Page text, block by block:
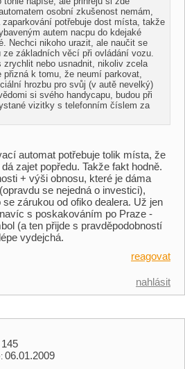
osobní zkušenost nemám,
potřebuje dost místa, takže
autem nacpu do kdejaké
Nechci nikoho urazit, ale naučit se
ze základních věcí při ovládání vozu.
nebo usnadnit, nikoliv zcela
přizná k tomu, že neumí parkovat,
hrozbu pro svůj (v autě nevelký)
si svého handycapu, budou při
vizitky s telefonním číslem za
automat potřebuje tolik místa, že
zajet popředu. Takže fakt hodně.
+ výši obnosu, které je dáma
se nejedná o investici),
zárukou od ofiko dealera. Už jen
s poskakováním po Praze -
(a ten přijde s pravděpodobností
vydejchá.
reagovat
nahlásit
145
06.01.2009